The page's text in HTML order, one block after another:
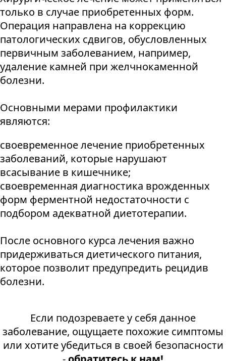
только в случае приобретенных форм.
Операция направлена на коррекцию
патологических сдвигов, обусловленных
первичным заболеванием, например,
удаление камней при желчнокаменной
болезни.
Основными мерами профилактики
являются:
своевременное лечение приобретенных
заболеваний, которые нарушают
всасывание в кишечнике;
своевременная диагностика врожденных
форм ферментной недостаточности с
подбором адекватной диетотерапии.
После основного курса лечения важно
придерживаться диетического питания,
которое позволит предупредить рецидив
болезни.
Если подозреваете у себя данное
заболевание, ощущаете похожие симптомы
или хотите убедиться в своей безопасности